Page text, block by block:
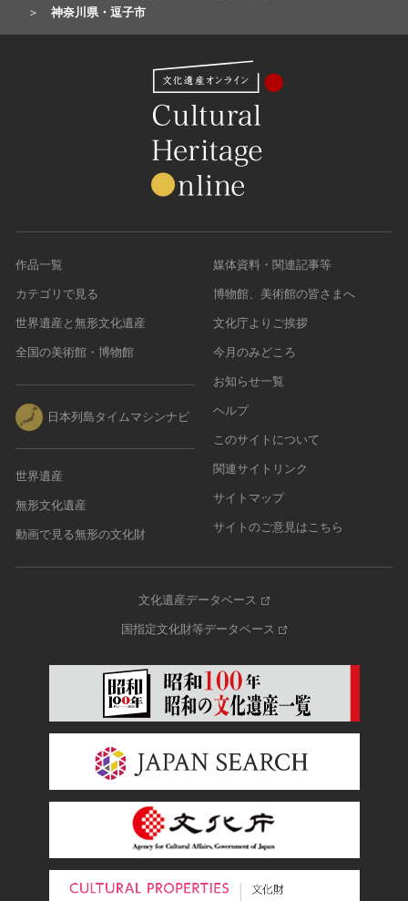
神奈川県・逗子市
作品一覧
カテゴリで見る
世界遺産と無形文化遺産
全国の美術館・博物館
日本列島タイムマシンナビ
世界遺産
無形文化遺産
動画で見る無形の文化財
媒体資料・関連記事等
博物館、美術館の皆さまへ
文化庁よりご挨拶
今月のみどころ
お知らせ一覧
ヘルプ
このサイトについて
関連サイトリンク
サイトマップ
サイトのご意見はこちら
文化遺産データベース
国指定文化財等データベース